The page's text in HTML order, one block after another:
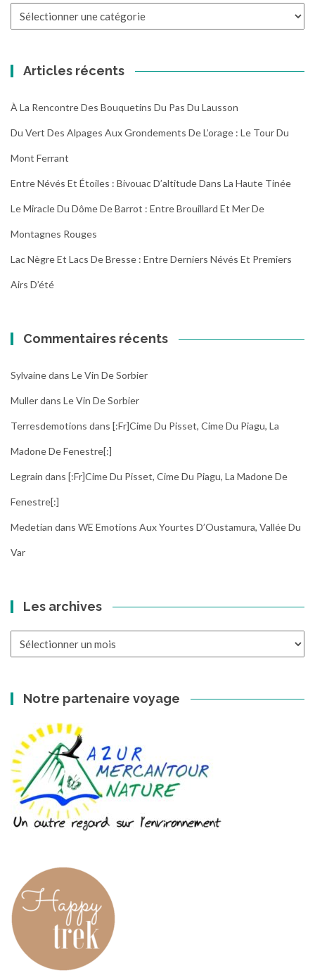
Articles récents
À La Rencontre Des Bouquetins Du Pas Du Lausson
Du Vert Des Alpages Aux Grondements De L’orage : Le Tour Du
Mont Ferrant
Entre Névés Et Étoiles : Bivouac D’altitude Dans La Haute Tinée
Le Miracle Du Dôme De Barrot : Entre Brouillard Et Mer De
Montagnes Rouges
Lac Nègre Et Lacs De Bresse : Entre Derniers Névés Et Premiers
Airs D’été
Commentaires récents
Sylvainedans Le Vin De Sorbier
Mullerdans Le Vin De Sorbier
Terresdemotions dans [:fr]Cime Du Pisset, Cime Du Piagu, La
Madone De Fenestre[:]
Legrain dans [:fr]Cime Du Pisset, Cime Du Piagu, La Madone De
Fenestre[:]
Medetian dans WE Emotions Aux Yourtes D’Oustamura, Vallée Du
Var
Les archives
Notre partenaire voyage